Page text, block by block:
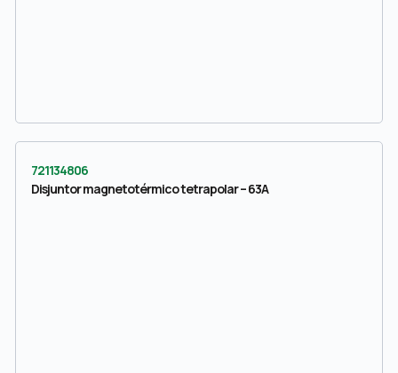
721134806
Disjuntor magnetotérmico tetrapolar – 63A